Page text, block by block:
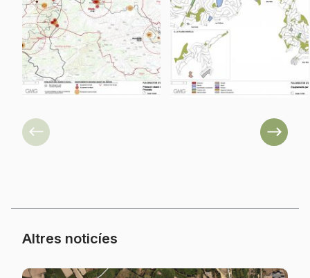
Previous Next
Altres noticíes